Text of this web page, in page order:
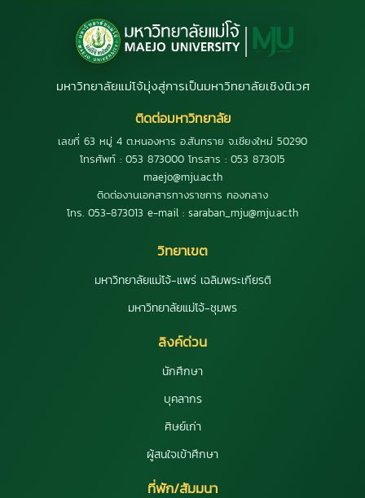
มหาวิทยาลัยแม่โจ้มุ่งสู่การเป็นมหาวิทยาลัยเชิงนิเวศ
ติดต่อมหาวิทยาลัย
เลขที่ 63 หมู่ 4 ต.หนองหาร อ.สันทราย จ.เชียงใหม่ 50290
โทรศัพท์ : 053 873000 โทรสาร : 053 873015
maejo@mju.ac.th
ติดต่องานเอกสารทางราชการ กองกลาง
โทร. 053-873013 e-mail : saraban_mju@mju.ac.th
วิทยาเขต
มหาวิทยาลัยแม่โจ้-แพร่ เฉลิมพระเกียรติ
มหาวิทยาลัยแม่โจ้-ชุมพร
ลิงค์ด่วน
นักศึกษา
บุคลากร
ศิษย์เก่า
ผู้สนใจเข้าศึกษา
ที่พัก/สัมมนา